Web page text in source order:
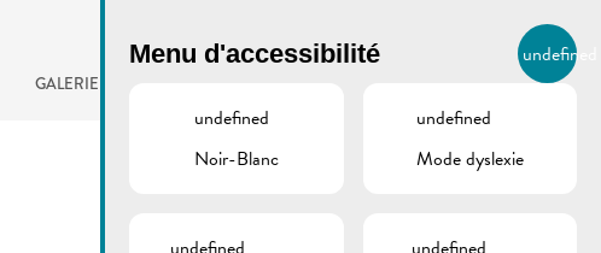
GALERIE FR
BIERGER.REMICH.LU
Menu d'accessibilité undefined
undefined
Noir-Blanc
undefined
Mode dyslexie